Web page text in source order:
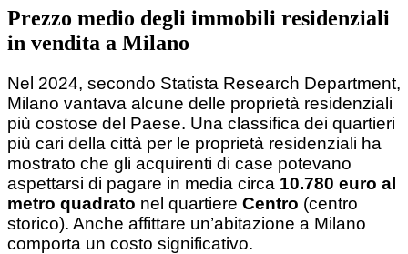
Prezzo medio degli immobili residenziali
in vendita a Milano
Nel 2024, secondo Statista Research Department,
Milano vantava alcune delle proprietà residenziali
più costose del Paese. Una classifica dei quartieri
più cari della città per le proprietà residenziali ha
mostrato che gli acquirenti di case potevano
aspettarsi di pagare in media circa 10.780 euro al
metro quadrato nel quartiere Centro (centro
storico). Anche affittare un’abitazione a Milano
comporta un costo significativo.